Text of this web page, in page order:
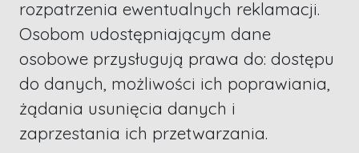
rozpatrzenia ewentualnych reklamacji.
Osobom udostępniającym dane
osobowe przysługują prawa do: dostępu
do danych, możliwości ich poprawiania,
żądania usunięcia danych i
zaprzestania ich przetwarzania.